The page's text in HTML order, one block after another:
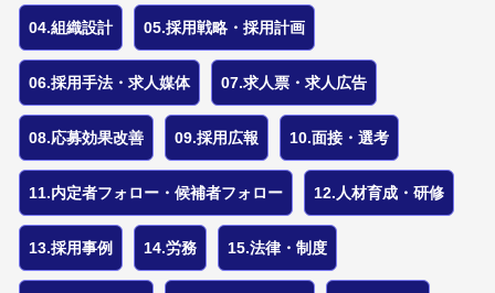
04.組織設計 05.採用戦略・採用計画
06.採用手法・求人媒体 07.求人票・求人広告
08.応募効果改善 09.採用広報 10.面接・選考
11.内定者フォロー・候補者フォロー 12.人材育成・研修
13.採用事例 14.労務 15.法律・制度